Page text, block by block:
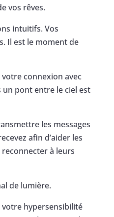
vos rêves.
intuitifs. Vos
Il est le moment de
votre connexion avec
un pont entre le ciel est
les messages
afin d’aider les
reconnecter à leurs
de lumière.
votre hypersensibilité